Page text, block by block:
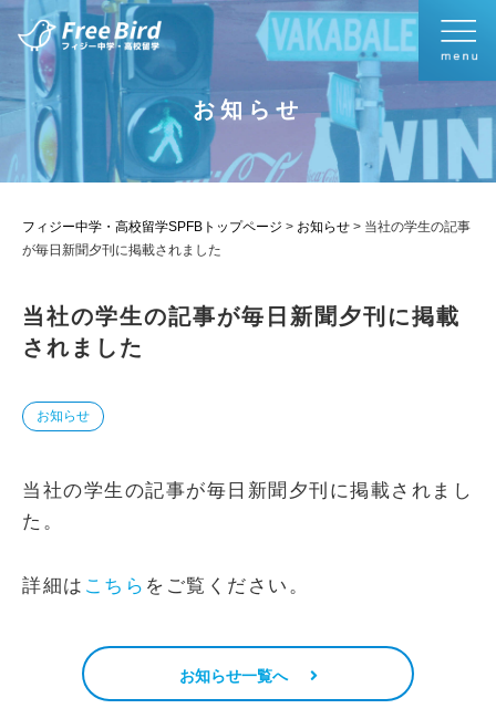
お知らせ
フィジー中学・高校留学SPFBトップページ > お知らせ > 当社の学生の記事
が毎日新聞夕刊に掲載されました
当社の学生の記事が毎日新聞夕刊に掲載
されました
お知らせ
当社の学生の記事が毎日新聞夕刊に掲載されまし
た。
詳細は こちら をご覧ください。
お知らせ一覧へ